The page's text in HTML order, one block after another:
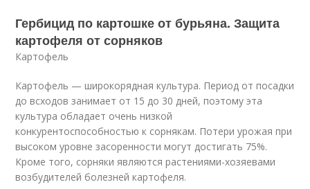
Гербицид по картошке от бурьяна. Защита
картофеля от сорняков
Картофель
Картофель — широкорядная культура. Период от посадки
до всходов занимает от 15 до 30 дней, поэтому эта
культура обладает очень низкой
конкурентоспособностью к сорнякам. Потери урожая при
высоком уровне засоренности могут достигать 75%.
Кроме того, сорняки являются растениями-хозяевами
возбудителей болезней картофеля.